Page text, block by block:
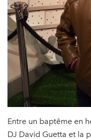
Entre un baptême en
DJ David Guetta et la